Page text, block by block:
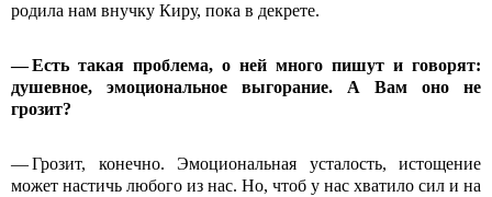
родила нам внучку Киру, пока в декрете.
— Есть такая проблема, о ней много пишут и говорят:
душевное, эмоциональное выгорание. А Вам оно не
грозит?
— Грозит, конечно. Эмоциональная усталость, истощение
может настичь любого из нас. Но, чтоб у нас хватило сил и на